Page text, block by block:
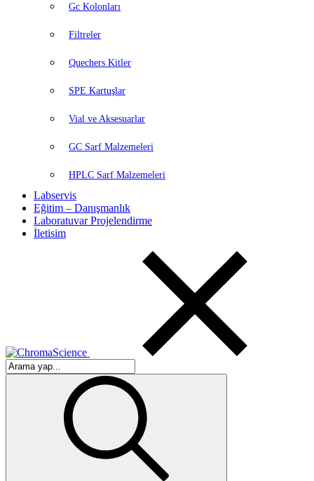
Gc Kolonları
Filtreler
Quechers Kitler
SPE Kartuşlar
Vial ve Aksesuarlar
GC Sarf Malzemeleri
HPLC Sarf Malzemeleri
Labservis
Eğitim – Danışmanlık
Laboratuvar Projelendirme
İletisim